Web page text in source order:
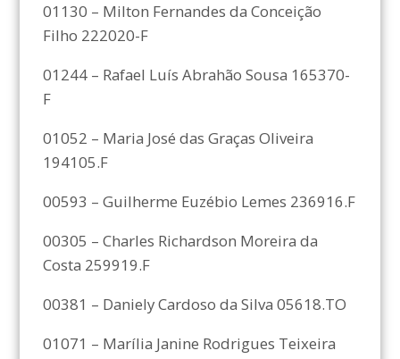
01130 – Milton Fernandes da Conceição
Filho 222020-F
01244 – Rafael Luís Abrahão Sousa 165370-
F
01052 – Maria José das Graças Oliveira
194105.F
00593 – Guilherme Euzébio Lemes 236916.F
00305 – Charles Richardson Moreira da
Costa 259919.F
00381 – Daniely Cardoso da Silva 05618.TO
01071 – Marília Janine Rodrigues Teixeira